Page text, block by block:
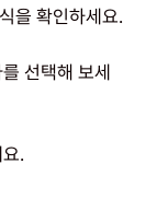
을 확인하세요.
선택해 보세
.